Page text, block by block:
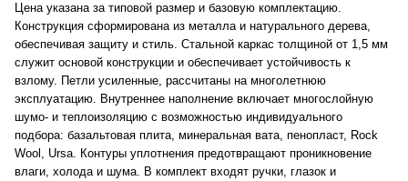
Цена указана за типовой размер и базовую комплектацию.
Конструкция сформирована из металла и натурального дерева,
обеспечивая защиту и стиль. Стальной каркас толщиной от 1,5 мм
служит основой конструкции и обеспечивает устойчивость к
взлому. Петли усиленные, рассчитаны на многолетнюю
эксплуатацию. Внутреннее наполнение включает многослойную
шумо- и теплоизоляцию с возможностью индивидуального
подбора: базальтовая плита, минеральная вата, пенопласт, Rock
Wool, Ursa. Контуры уплотнения предотвращают проникновение
влаги, холода и шума. В комплект входят ручки, глазок и